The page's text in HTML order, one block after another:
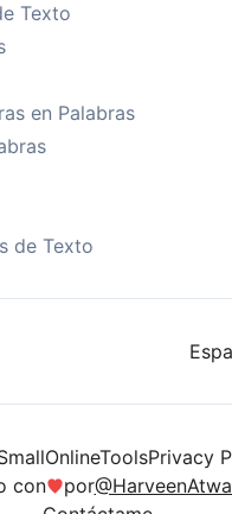
Texto
en Palabras
de Texto
Privacy
con
por